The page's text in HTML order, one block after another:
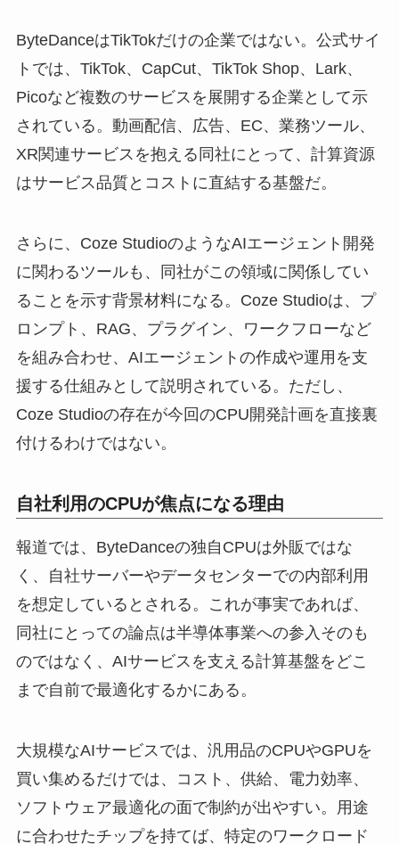
ByteDanceはTikTokだけの企業ではない。公式サイ
トでは、TikTok、CapCut、TikTok Shop、Lark、
Picoなど複数のサービスを展開する企業として示
されている。動画配信、広告、EC、業務ツール、
XR関連サービスを抱える同社にとって、計算資源
はサービス品質とコストに直結する基盤だ。
さらに、Coze StudioのようなAIエージェント開発
に関わるツールも、同社がこの領域に関係してい
ることを示す背景材料になる。Coze Studioは、プ
ロンプト、RAG、プラグイン、ワークフローなど
を組み合わせ、AIエージェントの作成や運用を支
援する仕組みとして説明されている。ただし、
Coze Studioの存在が今回のCPU開発計画を直接裏
付けるわけではない。
自社利用のCPUが焦点になる理由
報道では、ByteDanceの独自CPUは外販ではな
く、自社サーバーやデータセンターでの内部利用
を想定しているとされる。これが事実であれば、
同社にとっての論点は半導体事業への参入そのも
のではなく、AIサービスを支える計算基盤をどこ
まで自前で最適化するかにある。
大規模なAIサービスでは、汎用品のCPUやGPUを
買い集めるだけでは、コスト、供給、電力効率、
ソフトウェア最適化の面で制約が出やすい。用途
に合わせたチップを持てば、特定のワークロード